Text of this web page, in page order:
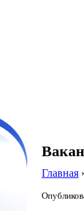
Главная